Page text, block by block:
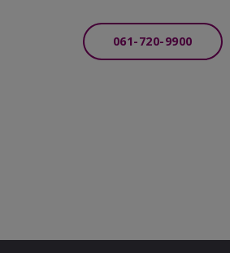
061-720-9900